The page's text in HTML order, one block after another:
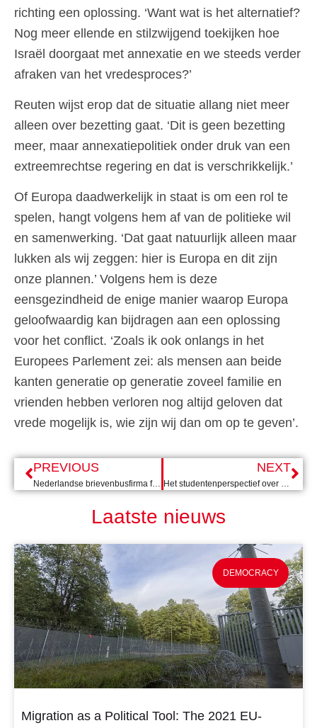
richting een oplossing. ‘Want wat is het alternatief?
Nog meer ellende en stilzwijgend toekijken hoe
Israël doorgaat met annexatie en we steeds verder
afraken van het vredesproces?’
Reuten wijst erop dat de situatie allang niet meer
alleen over bezetting gaat. ‘Dit is geen bezetting
meer, maar annexatiepolitiek onder druk van een
extreemrechtse regering en dat is verschrikkelijk.’
Of Europa daadwerkelijk in staat is om een rol te
spelen, hangt volgens hem af van de politieke wil
en samenwerking. ‘Dat gaat natuurlijk alleen maar
lukken als wij zeggen: hier is Europa en dit zijn
onze plannen.’ Volgens hem is deze
eensgezindheid de enige manier waarop Europa
geloofwaardig kan bijdragen aan een oplossing
voor het conflict. ‘Zoals ik ook onlangs in het
Europees Parlement zei: als mensen aan beide
kanten generatie op generatie zoveel familie en
vrienden hebben verloren nog altijd geloven dat
vrede mogelijk is, wie zijn wij dan om op te geven’.
PREVIOUS
Nederlandse brievenbusfirma faciliteert Georgische propagandazender
NEXT
Laatste nieuws
DEMOCRACY
Migration as a Political Tool: The 2021 EU-